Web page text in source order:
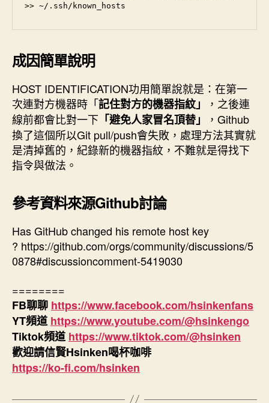
>> ~/.ssh/known_hosts
成因簡單說明
HOST IDENTIFICATION功用簡單說就是：在第一
次連對方機器時「記住對方的機器指紋」
，之後連
線前都會比對一下 「避免人家冒名頂替」
，Github
換了這個所以Git pull/push會失敗，處理方法其實就
是清掉舊的，紀錄新的機器指紋，不難就是得找下
指令與做法。
參考資料來源Github討論
Has GitHub changed his remote host key
? https://github.com/orgs/community/discussions/5
0878#discussioncomment-5419030
========
FB聊聊 https://www.facebook.com/hsinkenfans
YT頻道 https://www.youtube.com/@hsinkengo
Tiktok頻道 https://www.tiktok.com/@hsinken
歡迎請信賢Hsinken喝杯咖啡
https://ko-fi.com/hsinken